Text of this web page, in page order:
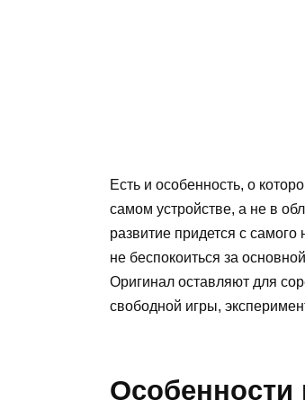
Есть и особенность, о
самом устройстве, а не в
развитие придется с
не беспокоиться за
Оригинал оставляют для
свободной игры,
Особенности